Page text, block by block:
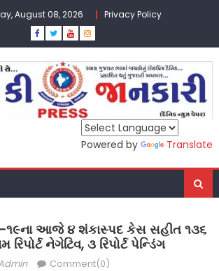
August 08, 2026 Privacy Policy
Powered by Translate
૧૯ના આજે ૪ શંકાસ્પદ કેસ સહીત ૧૩૬
નેગેટિવ, ૩ રિપોર્ટ પેન્ડિંગ
Comment(0)